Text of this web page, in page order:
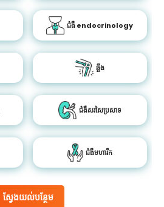
ស្វែងយល់បន្ថែម
ជំងឺ endocrinology
ឆ្អឹង
ជំងឺសរសៃប្រសាទ
ជំងឺមហារីក